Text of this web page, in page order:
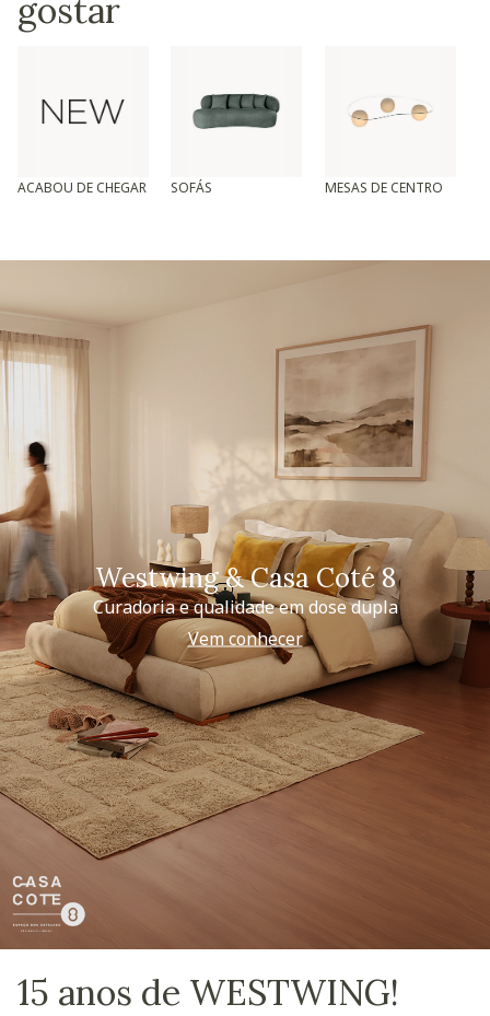
gostar
ACABOU DE CHEGAR SOFÁS MESAS DE CENTRO
Westwing & Casa Coté 8
Curadoria e qualidade em dose dupla
Vem conhecer
15 anos de WESTWING!